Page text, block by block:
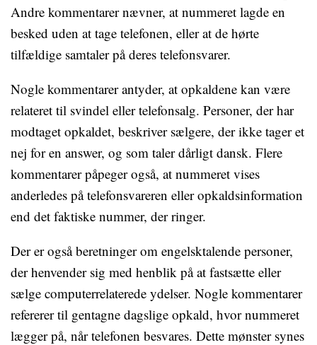
Andre kommentarer nævner, at nummeret lagde en
besked uden at tage telefonen, eller at de hørte
tilfældige samtaler på deres telefonsvarer.
Nogle kommentarer antyder, at opkaldene kan være
relateret til svindel eller telefonsalg. Personer, der har
modtaget opkaldet, beskriver sælgere, der ikke tager et
nej for en answer, og som taler dårligt dansk. Flere
kommentarer påpeger også, at nummeret vises
anderledes på telefonsvareren eller opkaldsinformation
end det faktiske nummer, der ringer.
Der er også beretninger om engelsktalende personer,
der henvender sig med henblik på at fastsætte eller
sælge computerrelaterede ydelser. Nogle kommentarer
refererer til gentagne dagslige opkald, hvor nummeret
lægger på, når telefonen besvares. Dette mønster synes